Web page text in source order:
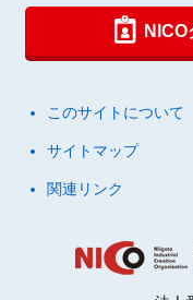
このサイトについて
サイトマップ
関連リンク